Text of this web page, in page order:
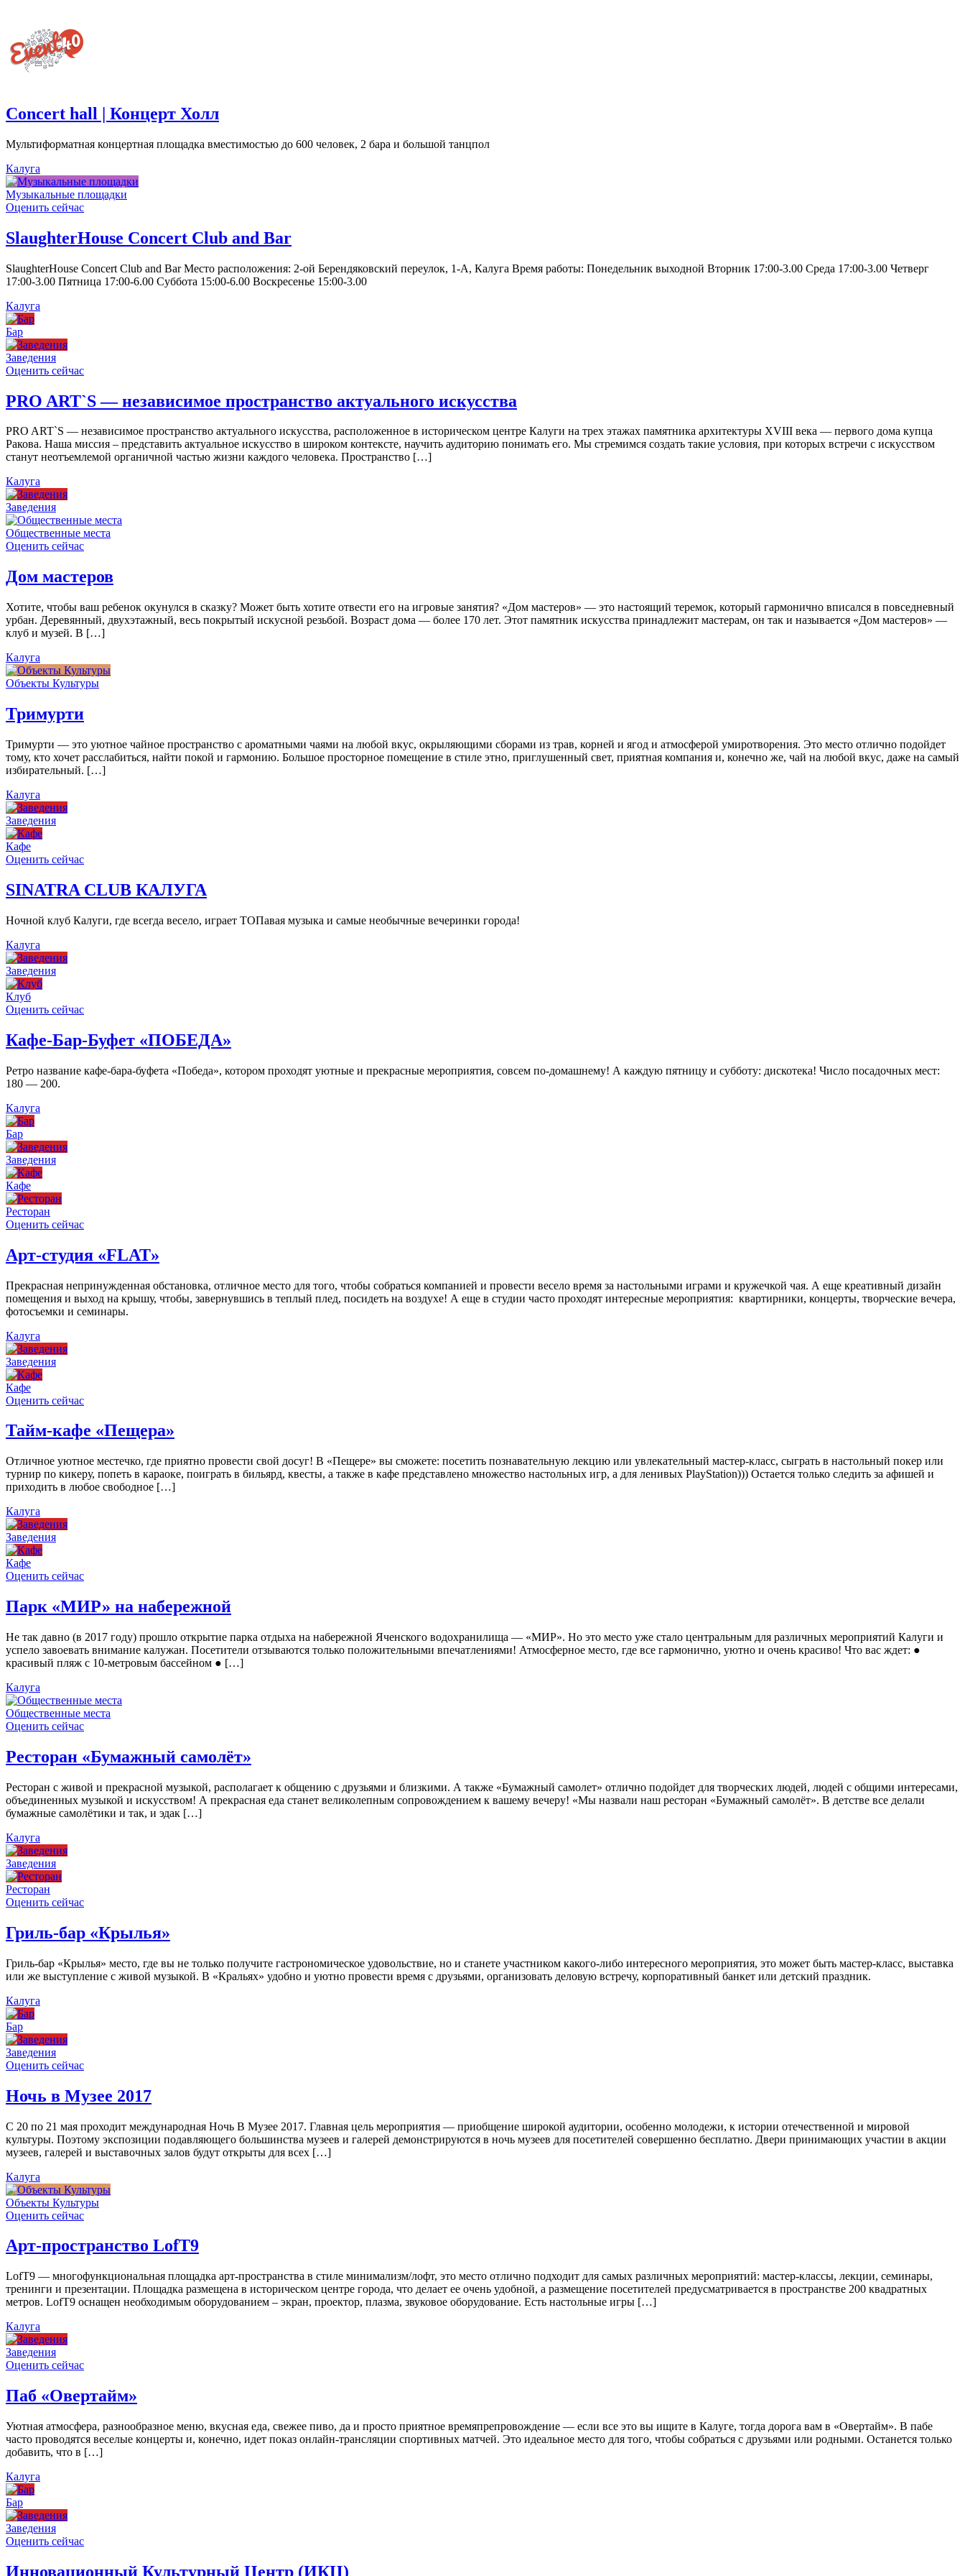
Concert hall | Концерт Холл
Мультиформатная концертная площадка вместимостью до 600 человек, 2 бара и большой танцпол
Калуга
Музыкальные площадки
Оценить сейчас
SlaughterHouse Concert Club and Bar
SlaughterHouse Concert Club and Bar Место расположения: 2-ой Берендяковский переулок, 1-А, Калуга Время работы: Понедельник выходной Вторник 17:00-3.00 Среда 17:00-3.00 Четверг
17:00-3.00 Пятница 17:00-6.00 Суббота 15:00-6.00 Воскресенье 15:00-3.00
Калуга
Бар
Заведения
Оценить сейчас
PRO ART`S — независимое пространство актуального искусства
PRO ART`S — независимое пространство актуального искусства, расположенное в историческом центре Калуги на трех этажах памятника архитектуры XVIII века — первого дома купца
Ракова. Наша миссия – представить актуальное искусство в широком контексте, научить аудиторию понимать его. Мы стремимся создать такие условия, при которых встречи с искусством
станут неотъемлемой органичной частью жизни каждого человека. Пространство […]
Калуга
Заведения
Общественные места
Оценить сейчас
Дом мастеров
Хотите, чтобы ваш ребенок окунулся в сказку? Может быть хотите отвести его на игровые занятия? «Дом мастеров» — это настоящий теремок, который гармонично вписался в повседневный
урбан. Деревянный, двухэтажный, весь покрытый искусной резьбой. Возраст дома — более 170 лет. Этот памятник искусства принадлежит мастерам, он так и называется «Дом мастеров» —
клуб и музей. В […]
Калуга
Объекты Культуры
Тримурти
Тримурти — это уютное чайное пространство с ароматными чаями на любой вкус, окрыляющими сборами из трав, корней и ягод и атмосферой умиротворения. Это место отлично подойдет
тому, кто хочет расслабиться, найти покой и гармонию. Большое просторное помещение в стиле этно, приглушенный свет, приятная компания и, конечно же, чай на любой вкус, даже на самый
избирательный. […]
Калуга
Заведения
Кафе
Оценить сейчас
SINATRA CLUB КАЛУГА
Ночной клуб Калуги, где всегда весело, играет ТОПавая музыка и самые необычные вечеринки города!
Калуга
Заведения
Клуб
Оценить сейчас
Кафе-Бар-Буфет «ПОБЕДА»
Ретро название кафе-бара-буфета «Победа», котором проходят уютные и прекрасные мероприятия, совсем по-домашнему! А каждую пятницу и субботу: дискотека! Число посадочных мест:
180 — 200.
Калуга
Бар
Заведения
Кафе
Ресторан
Оценить сейчас
Арт-студия «FLAT»
Прекрасная непринужденная обстановка, отличное место для того, чтобы собраться компанией и провести весело время за настольными играми и кружечкой чая. А еще креативный дизайн
помещения и выход на крышу, чтобы, завернувшись в теплый плед, посидеть на воздухе! А еще в студии часто проходят интересные мероприятия: квартирники, концерты, творческие вечера,
фотосъемки и семинары.
Калуга
Заведения
Кафе
Оценить сейчас
Тайм-кафе «Пещера»
Отличное уютное местечко, где приятно провести свой досуг! В «Пещере» вы сможете: посетить познавательную лекцию или увлекательный мастер-класс, сыграть в настольный покер или
турнир по кикеру, попеть в караоке, поиграть в бильярд, квесты, а также в кафе представлено множество настольных игр, а для ленивых PlayStation))) Остается только следить за афишей и
приходить в любое свободное […]
Калуга
Заведения
Кафе
Оценить сейчас
Парк «МИР» на набережной
Не так давно (в 2017 году) прошло открытие парка отдыха на набережной Яченского водохранилища — «МИР». Но это место уже стало центральным для различных мероприятий Калуги и
успело завоевать внимание калужан. Посетители отзываются только положительными впечатлениями! Атмосферное место, где все гармонично, уютно и очень красиво! Что вас ждет: ●
красивый пляж с 10-метровым бассейном ● […]
Калуга
Общественные места
Оценить сейчас
Ресторан «Бумажный самолёт»
Ресторан с живой и прекрасной музыкой, располагает к общению с друзьями и близкими. А также «Бумажный самолет» отлично подойдет для творческих людей, людей с общими интересами,
объединенных музыкой и искусством! А прекрасная еда станет великолепным сопровождением к вашему вечеру! «Мы назвали наш ресторан «Бумажный самолёт». В детстве все делали
бумажные самолётики и так, и эдак […]
Калуга
Заведения
Ресторан
Оценить сейчас
Гриль-бар «Крылья»
Гриль-бар «Крылья» место, где вы не только получите гастрономическое удовольствие, но и станете участником какого-либо интересного мероприятия, это может быть мастер-класс, выставка
или же выступление с живой музыкой. В «Кральях» удобно и уютно провести время с друзьями, организовать деловую встречу, корпоративный банкет или детский праздник.
Калуга
Бар
Заведения
Оценить сейчас
Ночь в Музее 2017
С 20 по 21 мая проходит международная Ночь В Музее 2017. Главная цель мероприятия — приобщение широкой аудитории, особенно молодежи, к истории отечественной и мировой
культуры. Поэтому экспозиции подавляющего большинства музеев и галерей демонстрируются в ночь музеев для посетителей совершенно бесплатно. Двери принимающих участии в акции
музеев, галерей и выставочных залов будут открыты для всех […]
Калуга
Объекты Культуры
Оценить сейчас
Арт-пространство LofT9
LofT9 — многофункциональная площадка арт-пространства в стиле минимализм/лофт, это место отлично подходит для самых различных мероприятий: мастер-классы, лекции, семинары,
тренинги и презентации. Площадка размещена в историческом центре города, что делает ее очень удобной, а размещение посетителей предусматривается в пространстве 200 квадратных
метров. LofT9 оснащен необходимым оборудованием – экран, проектор, плазма, звуковое оборудование. Есть настольные игры […]
Калуга
Заведения
Оценить сейчас
Паб «Овертайм»
Уютная атмосфера, разнообразное меню, вкусная еда, свежее пиво, да и просто приятное времяпрепровождение — если все это вы ищите в Калуге, тогда дорога вам в «Овертайм». В пабе
часто проводятся веселые концерты и, конечно, идет показ онлайн-трансляции спортивных матчей. Это идеальное место для того, чтобы собраться с друзьями или родными. Останется только
добавить, что в […]
Калуга
Бар
Заведения
Оценить сейчас
Инновационный Культурный Центр (ИКЦ)